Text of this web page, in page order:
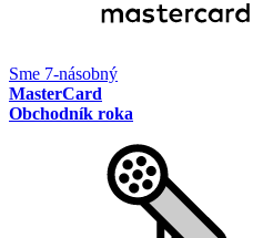
Sme 7-násobný
MasterCard
Obchodník roka